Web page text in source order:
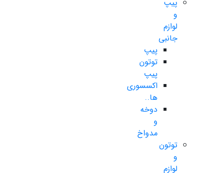
پیپ
و
لوازم
جانبی
پیپ
توتون
پیپ
اکسسوری
ها..
دوخه
و
مدواخ
توتون
و
لوازم